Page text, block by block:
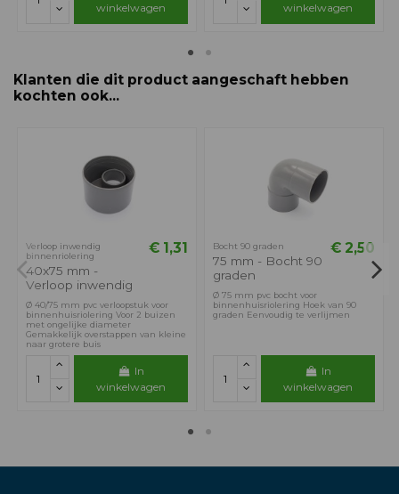
winkelwagen
winkelwagen
Klanten die dit product aangeschaft hebben
kochten ook...
Verloop inwendig
binnenriolering
40x75 mm -
Verloop inwendig
€ 1,31
Ø 40/75 mm pvc verloopstuk voor
binnenhuisriolering Voor 2 buizen
met ongelijke diameter
Gemakkelijk overstappen van kleine
naar grotere buis
In
winkelwagen
Bocht 90 graden
75 mm - Bocht 90
graden
€ 2,50
Ø 75 mm pvc bocht voor
binnenhuisriolering Hoek van 90
graden Eenvoudig te verlijmen
In
winkelwagen